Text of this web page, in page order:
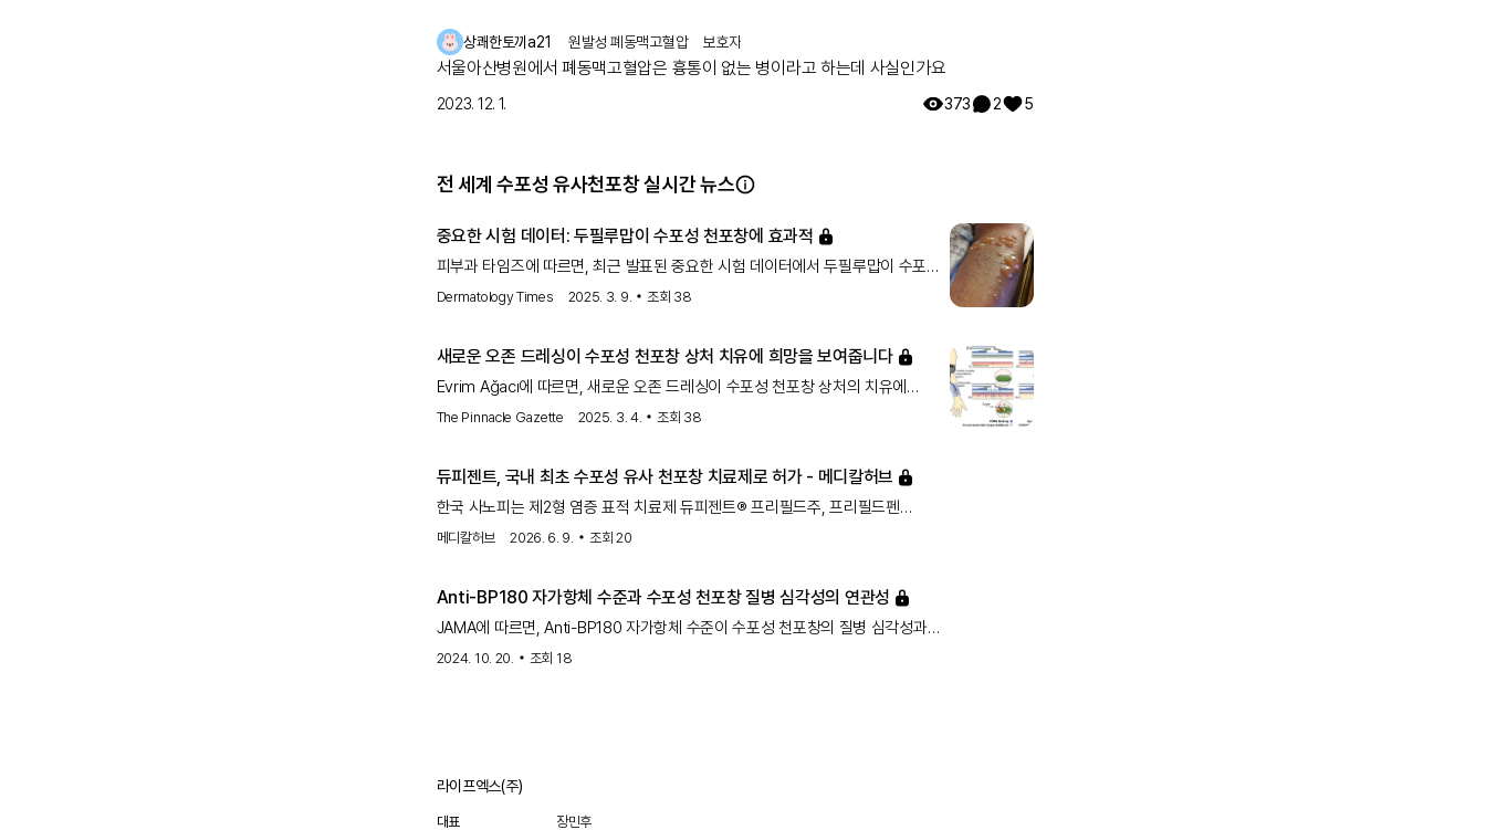
적으로(법적으로) 추적해야만 하기 때문에 약의 안전성(부작용, 약끼리 상호작용)에 대한
정보는 해당제약사에 가장많아요~! 제약사 홈페이지에 가시면 정보를 확인하실 수 있고
제약사에 따로 medical informatics (MI) 대응 부서가 있어 전화, 이메일등으로 물어보실
수 있어요! 또 안전성 데이터를 수집하고 식약처에 보고 하는 pharmaco vigiliance (PV)
상쾌한토끼a21 원발성 폐동맥고혈압 보호자
서울아산병원에서 폐동맥고혈압은 흉통이 없는 병이라고 하는데 사실인가요
2023. 12. 1. 373 2 5
전 세계 수포성 유사천포창 실시간 뉴스
중요한 시험 데이터: 두필루맙이 수포성 천포창에 효과적
피부과 타임즈에 따르면, 최근 발표된 중요한 시험 데이터에서 두필루맙이 수포성
천포창 치료에 효과적이라는 결과가 나왔습니다.
Dermatology Times 2025. 3. 9. 조회 38
새로운 오존 드레싱이 수포성 천포창 상처 치유에 희망을 보여줍니다
Evrim Ağacı에 따르면, 새로운 오존 드레싱이 수포성 천포창 상처의 치유에
효과적일 수 있다는 연구 결과가 발표되었습니다. 이 드레싱은 상처 치유 과정을
The Pinnacle Gazette 2025. 3. 4. 조회 38
듀피젠트, 국내 최초 수포성 유사 천포창 치료제로 허가 - 메디칼허브
한국 사노피는 제2형 염증 표적 치료제 듀피젠트® 프리필드주, 프리필드펜
(Dupixent®, 성분명: 두필루맙, 유전자재조합)이 식품의약품안전처로부터 수포성
메디칼허브 2026. 6. 9. 조회 20
Anti-BP180 자가항체 수준과 수포성 천포창 질병 심각성의 연관성
JAMA에 따르면, Anti-BP180 자가항체 수준이 수포성 천포창의 질병 심각성과
연관이 있다는 연구 결과가 발표되었습니다. 이 연구는 질병의 진단과 치료에
2024. 10. 20. 조회 18
라이프엑스(주)
대표 장민후